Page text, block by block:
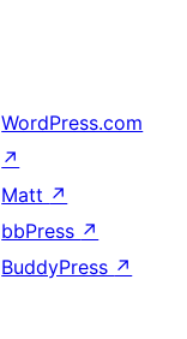
WordPress.com
↗
Matt ↗
bbPress ↗
BuddyPress ↗